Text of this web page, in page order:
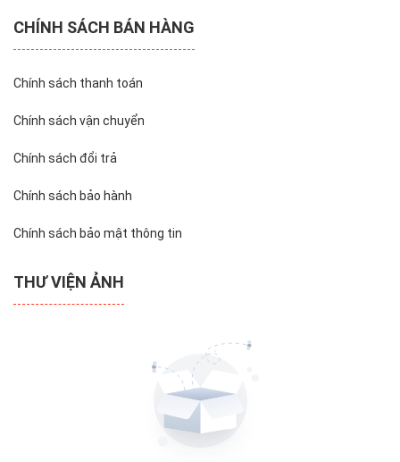
CHÍNH SÁCH BÁN HÀNG
Chính sách thanh toán
Chính sách vận chuyển
Chính sách đổi trả
Chính sách bảo hành
Chính sách bảo mật thông tin
THƯ VIỆN ẢNH